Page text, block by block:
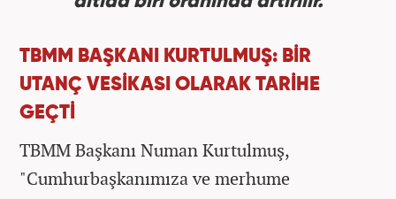
TBMM BAŞKANI KURTULMUŞ: BİR
UTANÇ VESİKASI OLARAK TARİHE
GEÇTİ
TBMM Başkanı Numan Kurtulmuş,
"Cumhurbaşkanımıza ve merhume